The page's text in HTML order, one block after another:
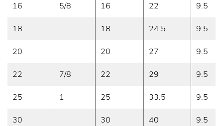
16 5/8 16 22 9.5
18 18 24.5 9.5
20 20 27 9.5
22 7/8 22 29 9.5
25 1 25 33.5 9.5
30 30 40 9.5